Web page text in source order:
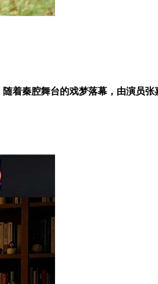
着秦腔舞台的戏梦落幕，由演员